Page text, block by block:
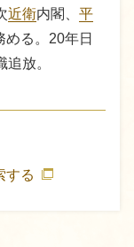
近衛内閣、 平
める。20年日
放。
する